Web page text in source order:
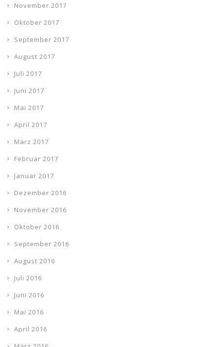
November 2017
Oktober 2017
September 2017
August 2017
Juli 2017
Juni 2017
Mai 2017
April 2017
März 2017
Februar 2017
Januar 2017
Dezember 2016
November 2016
Oktober 2016
September 2016
August 2016
Juli 2016
Juni 2016
Mai 2016
April 2016